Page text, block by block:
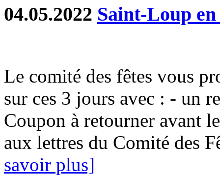
04.05.2022 Saint-Loup en
Le comité des fêtes vous
sur ces 3 jours avec : - un
Coupon à retourner avant
aux lettres du Comité des
savoir plus]